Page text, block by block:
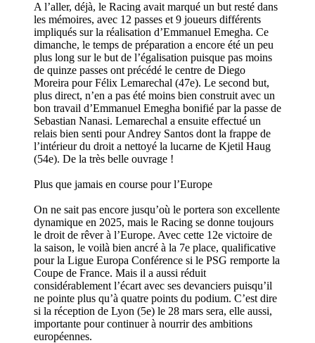
A l’aller, déjà, le Racing avait marqué un but resté dans
les mémoires, avec 12 passes et 9 joueurs différents
impliqués sur la réalisation d’Emmanuel Emegha. Ce
dimanche, le temps de préparation a encore été un peu
plus long sur le but de l’égalisation puisque pas moins
de quinze passes ont précédé le centre de Diego
Moreira pour Félix Lemarechal (47e). Le second but,
plus direct, n’en a pas été moins bien construit avec un
bon travail d’Emmanuel Emegha bonifié par la passe de
Sebastian Nanasi. Lemarechal a ensuite effectué un
relais bien senti pour Andrey Santos dont la frappe de
l’intérieur du droit a nettoyé la lucarne de Kjetil Haug
(54e). De la très belle ouvrage !
Plus que jamais en course pour l’Europe
On ne sait pas encore jusqu’où le portera son excellente
dynamique en 2025, mais le Racing se donne toujours
le droit de rêver à l’Europe. Avec cette 12e victoire de
la saison, le voilà bien ancré à la 7e place, qualificative
pour la Ligue Europa Conférence si le PSG remporte la
Coupe de France. Mais il a aussi réduit
considérablement l’écart avec ses devanciers puisqu’il
ne pointe plus qu’à quatre points du podium. C’est dire
si la réception de Lyon (5e) le 28 mars sera, elle aussi,
importante pour continuer à nourrir des ambitions
européennes.